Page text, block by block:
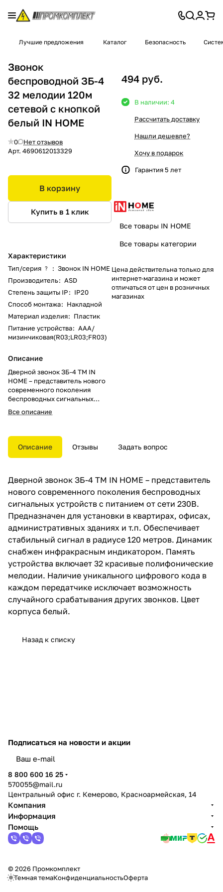
Лучшие предложения Каталог Безопасность
Звонок
беспроводной ЗБ-4
32 мелодии 120м
сетевой с кнопкой
белый IN HOME
0
Нет отзывов
Арт. 4690612013329
В корзину
Купить в 1 клик
Характеристики
Тип/серия ? : Звонок IN HOME
Производитель: ASD
Степень защиты IP: IP20
Способ монтажа: Накладной
Материал изделия: Пластик
Питание устройства: AAA/
мизинчиковая(R03;LR03;FR03)
Описание
Дверной звонок ЗБ-4 ТМ IN
HOME – представитель нового
современного поколения
беспроводных сигнальных
устройств с питанием от сети
230В. Предназначен для
административных зданиях и
т.п. Обеспечивает стабильный
сигнал в радиусе 120 метров.
Память устройства включает 32
мелодии. Наличие уникального
цифрового кода в каждом
передатчике исключает
срабатывания других звонков.
Цвет корпуса белый.
Все описание
494 руб.
В наличии: 4
Рассчитать доставку
Нашли дешевле?
Хочу в подарок
Гарантия 5 лет
Все товары IN HOME
Все товары категории
Цена действительна только для
интернет-магазина и может
отличаться от цен в розничных
магазинах
Описание Отзывы Задать вопрос
Дверной звонок ЗБ-4 ТМ IN HOME – представитель
нового современного поколения беспроводных
сигнальных устройств с питанием от сети 230В.
Предназначен для установки в квартирах, офисах,
административных зданиях и т.п. Обеспечивает
стабильный сигнал в радиусе 120 метров. Динамик
снабжен инфракрасным индикатором. Память
устройства включает 32 красивые полифонические
мелодии. Наличие уникального цифрового кода в
каждом передатчике исключает возможность
случайного срабатывания других звонков. Цвет
корпуса белый.
Назад к списку
Подписаться на новости и акции
8 800 600 16 25
570055@mail.ru
Центральный офис г. Кемерово, Красноармейская, 14
Компания
Информация
Помощь
© 2026 Промкомплект
Темная темаКонфиденциальностьОферта